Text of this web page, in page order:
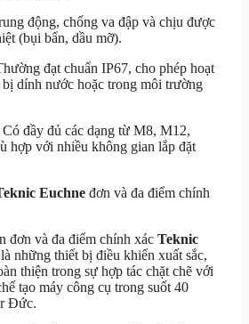
động, chống va đập và chịu được
(bụi bẩn, dầu mỡ).
đạt chuẩn IP67, cho phép hoạt
dính nước hoặc trong môi trường
đầy đủ các dạng từ M8, M12,
hợp với nhiều không gian lắp đặt
Euchne đơn và đa điểm chính
đơn và đa điểm chính xác Teknic
là những thiết bị điều khiển xuất sắc,
thiện trong sự hợp tác chặt chẽ với
tạo máy công cụ trong suốt 40
Đức.